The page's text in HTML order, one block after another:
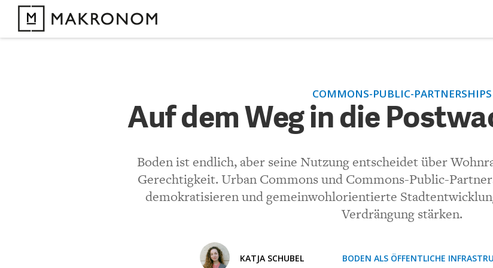
ARTIKEL
THEMEN
NEWSLETTER
Beiträge.
COMMONS-PUBLIC-PARTNERSHIPS
Auf dem Weg in die
Boden ist endlich, aber seine Nutzung entscheidet über
Gerechtigkeit. Urban Commons und Commons-Public-
demokratisieren und gemeinwohlorientierte
Verdrängung stärken.
KATJA SCHUBEL BODEN ALS ÖFFENTLICHE
Auf dem Weg in die
Bisher noch kein Kommentar.